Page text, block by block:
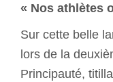
« Nos athlètes
Sur cette belle
lors de la
Principauté,